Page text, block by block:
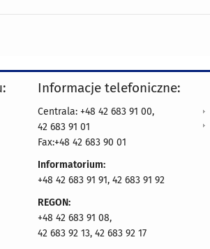
Informacje telefoniczne:
Centrala: +48 42 683 91 00,
42 683 91 01
Fax:+48 42 683 90 01
Informatorium:
+48 42 683 91 91, 42 683 91 92
REGON:
+48 42 683 91 08,
42 683 92 13, 42 683 92 17